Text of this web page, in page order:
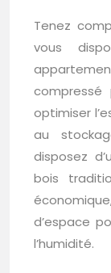
Tenez
vous
optimiser
au
disposez
bois
d’espace
l’humidité.